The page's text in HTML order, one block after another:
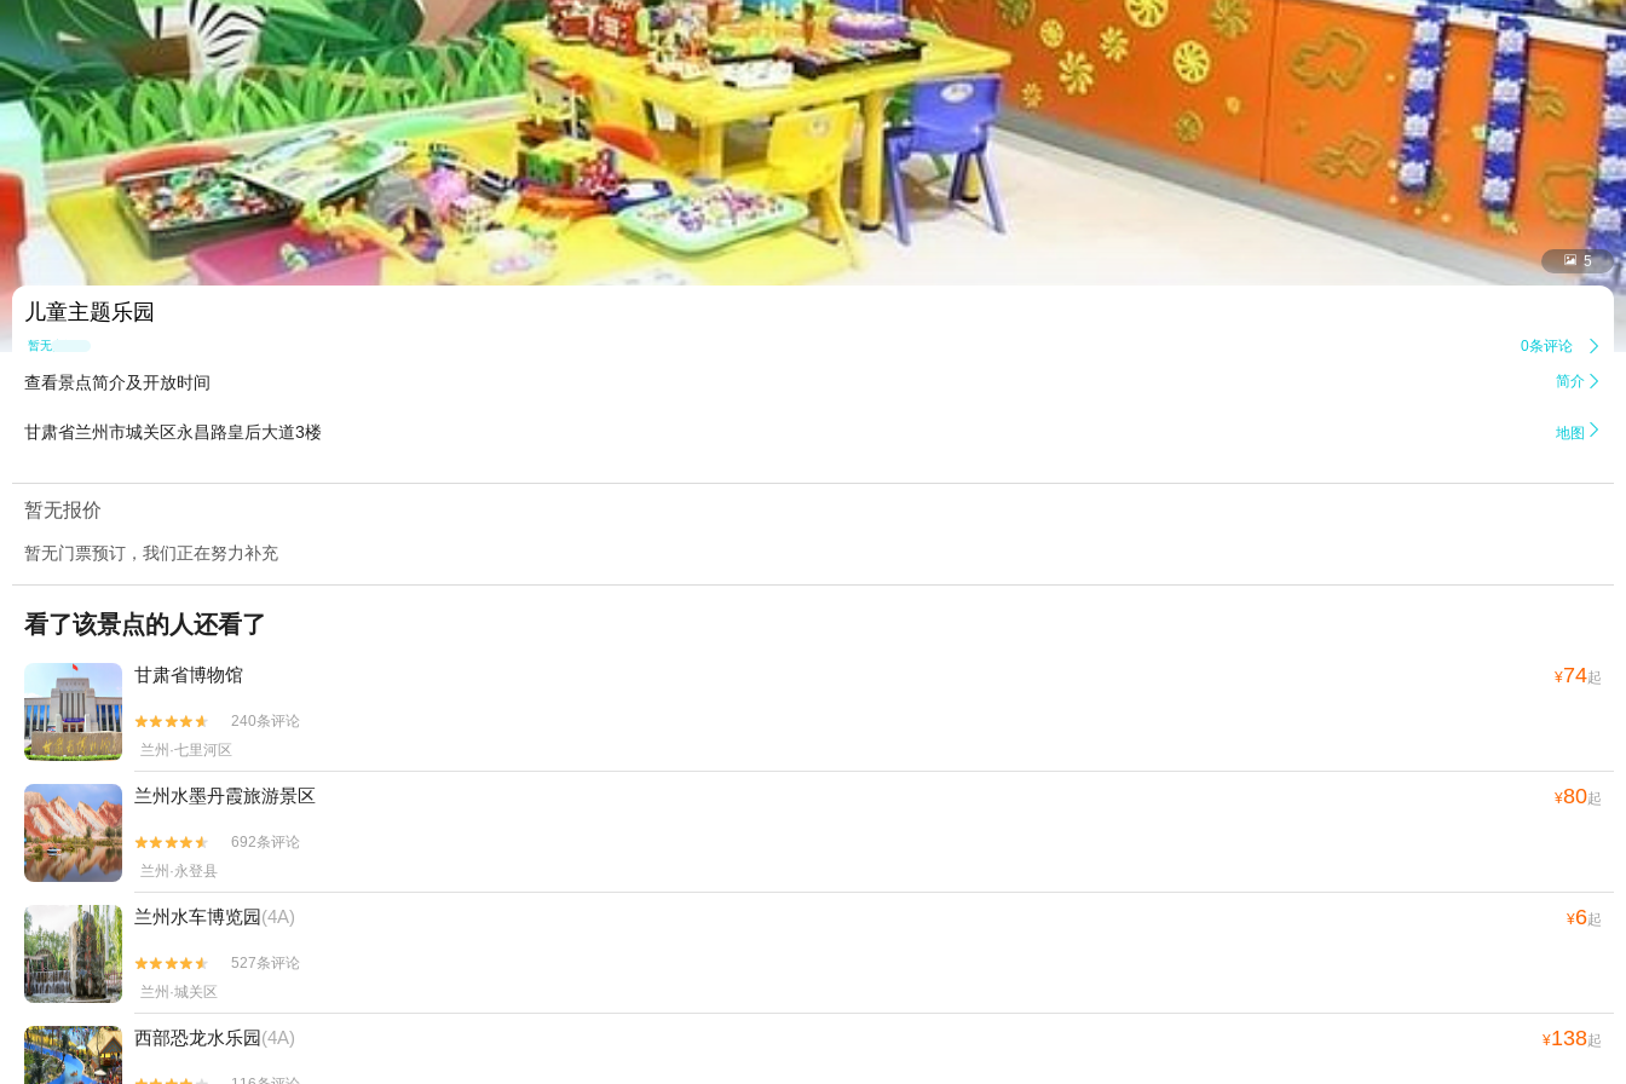
 5
儿童主题乐园
暂无点评 0条评论 
查看景点简介及开放时间 简介 
甘肃省兰州市城关区永昌路皇后大道3楼 地图 
暂无报价
暂无门票预订，我们正在努力补充
看了该景点的人还看了
甘肃省博物馆 ¥74起


240条评论
兰州·七里河区
兰州水墨丹霞旅游景区 ¥80起


692条评论
兰州·永登县
兰州水车博览园(4A) ¥6起


527条评论
兰州·城关区
西部恐龙水乐园(4A) ¥138起